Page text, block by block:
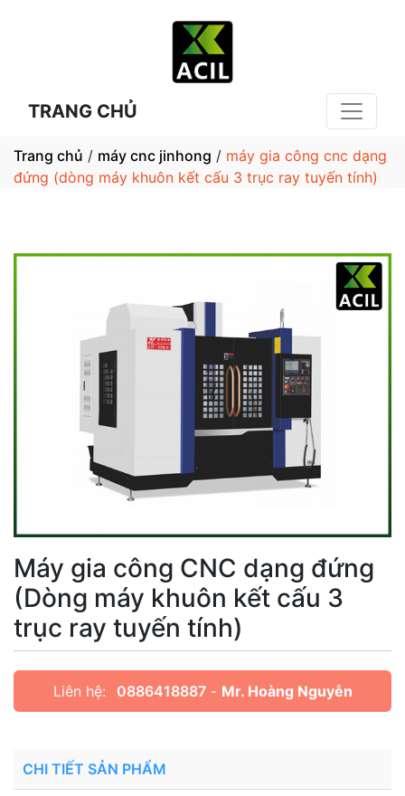
TRANG CHỦ
Trang chủ / máy cnc jinhong / máy gia công cnc dạng
đứng (dòng máy khuôn kết cấu 3 trục ray tuyến tính)
Máy gia công CNC dạng đứng
(Dòng máy khuôn kết cấu 3
trục ray tuyến tính)
Liên hệ: 0886418887- Mr. Hoàng Nguyễn
CHI TIẾT SẢN PHẨM